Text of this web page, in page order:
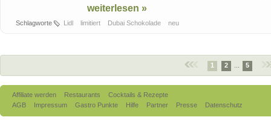
weiterlesen »
Schlagworte Lidl limitiert Dubai Schokolade neu
1 2 5
Affiliate werden Restaurants
Cocktails & Rezepte
AGB
Impressum Gastro Punkte Hilfe Partner Presse Datenschutz